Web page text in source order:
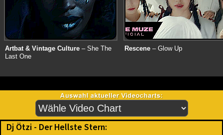
Artbat & Vintage Culture – She The
Last One
Rescene – Glow Up
Dj Ötzi - Der Hellste Stern: